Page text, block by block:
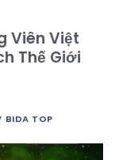
Viên Việt
Thế Giới
BIDA TOP